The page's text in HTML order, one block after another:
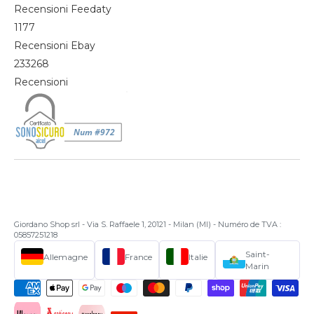
Recensioni Feedaty
1177
Recensioni Ebay
233268
Recensioni
Giordano Shop srl - Via S. Raffaele 1, 20121 - Milan (MI) - Numéro de TVA :
05857251218
Allemagne France Italie
Saint-
Marin